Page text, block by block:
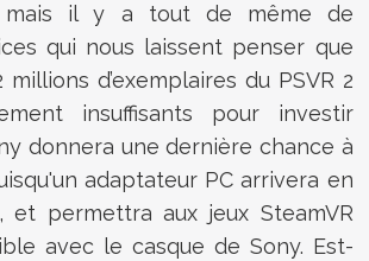
mais il y a tout de même de
qui nous laissent penser que
d’exemplaires du PSVR 2
insuffisants pour investir
donnera une dernière chance à
adaptateur PC arrivera en
et permettra aux jeux SteamVR
avec le casque de Sony. Est-